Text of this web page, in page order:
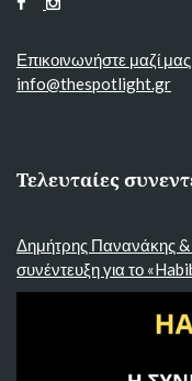
Επικοινωνήστε μαζί
info@thespotlight.gr
Τελευταίες
Δημήτρης Πανανάκης &
συνέντευξη για το